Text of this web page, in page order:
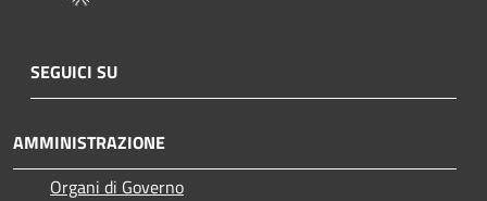
SEGUICI SU
AMMINISTRAZIONE
Organi di Governo